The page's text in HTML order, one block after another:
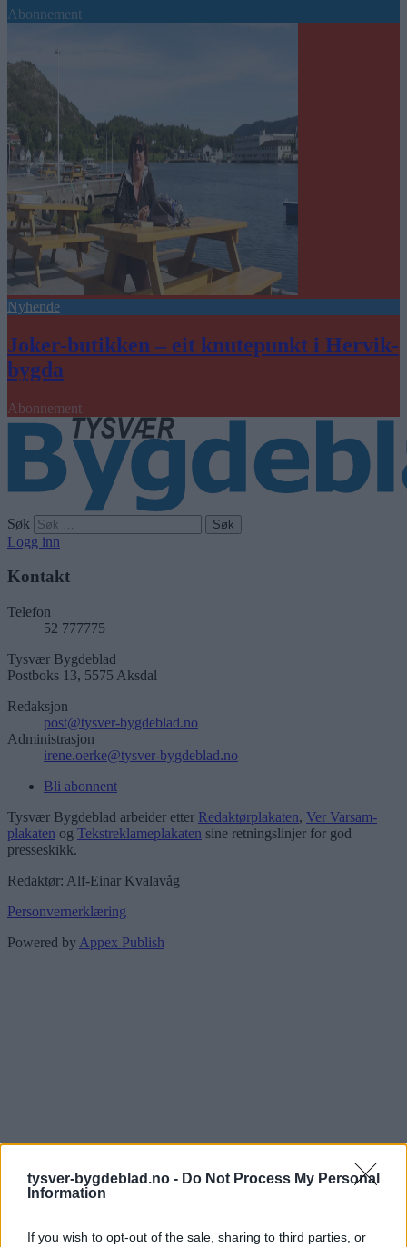
tysver-bygdeblad.no - Do Not Process My Personal
Information
If you wish to opt-out of the sale, sharing to third parties, or
Abonnement
Nyhende
Joker-butikken – eit knutepunkt i Hervik-
bygda
Abonnement
Søk
Logg inn
Kontakt
Telefon
52 777775
Tysvær Bygdeblad
Postboks 13, 5575 Aksdal
Redaksjon
post@tysver-bygdeblad.no
Administrasjon
irene.oerke@tysver-bygdeblad.no
Bli abonnent
Tysvær Bygdeblad arbeider etter Redaktørplakaten, Ver Varsam-
plakaten og Tekstreklameplakaten sine retningslinjer for god
presseskikk.
Redaktør: Alf-Einar Kvalavåg
Personvernerklæring
Powered by Appex Publish